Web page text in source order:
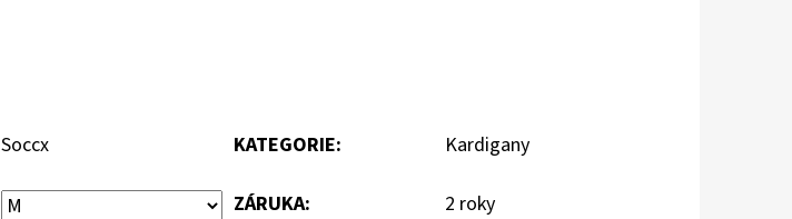
Soccx KATEGORIE: Kardigany
ZÁRUKA: 2 roky